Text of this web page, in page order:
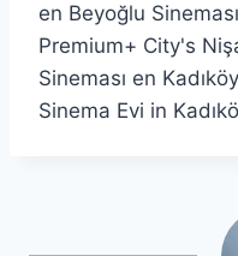
en Beyoğlu
Premium+ City's
Sineması en
Sinema Evi in